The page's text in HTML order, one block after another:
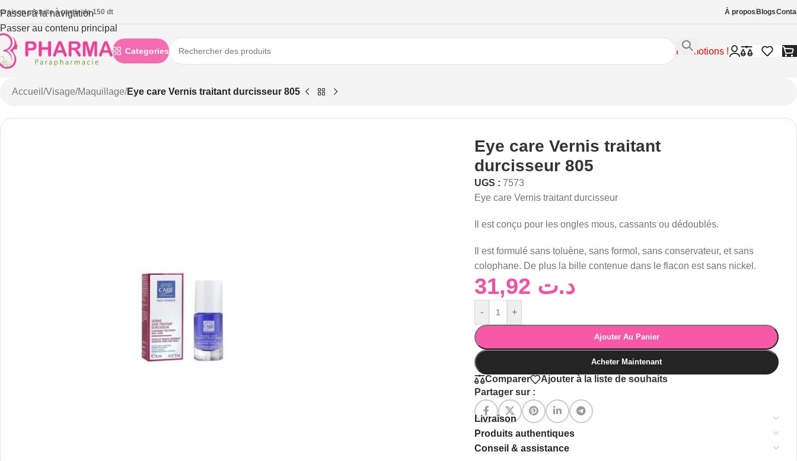
Passer à la navigation
Passer au contenu principal
gratuite à partie de 150 dt À propos Blogs
Categories Promotions !
Accueil /Visage/Maquillage/Eye care Vernis traitant durcisseur 805
Eye care Vernis traitant
durcisseur 805
UGS :7573
Eye care Vernis traitant durcisseur
Il est conçu pour les ongles mous, cassants ou dédoublés.
Il est formulé sans toluène, sans formol, sans conservateur, et sans
colophane. De plus la bille contenue dans le flacon est sans nickel.
د.ت
- +
Ajouter Au Panier
Acheter Maintenant
Comparer
Ajouter à la liste de souhaits
Partager sur :
Livraison
Produits authentiques
Conseil & assistance